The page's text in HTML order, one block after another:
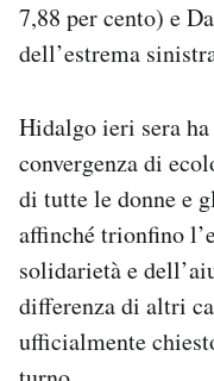
7,88 per cento) e
dell’estrema
Hidalgo ieri sera
convergenza di
di tutte le donne e
affinché trionfino
solidarietà e
differenza di altri
ufficialmente